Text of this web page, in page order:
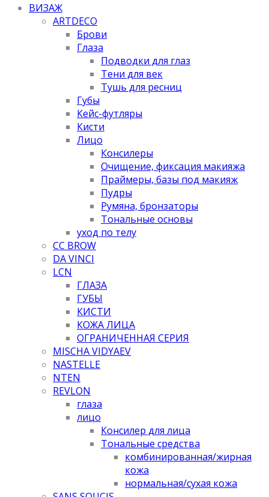
ВИЗАЖ
ARTDECO
Брови
Глаза
Подводки для глаз
Тени для век
Тушь для ресниц
Губы
Кейс-футляры
Кисти
Лицо
Консилеры
Очищение, фиксация макияжа
Праймеры, базы под макияж
Пудры
Румяна, бронзаторы
Тональные основы
уход по телу
CC BROW
DA VINCI
LCN
ГЛАЗА
ГУБЫ
КИСТИ
КОЖА ЛИЦА
ОГРАНИЧЕННАЯ СЕРИЯ
MISCHA VIDYAEV
NASTELLE
NTEN
REVLON
глаза
лицо
Консилер для лица
Тональные средства
комбинированная/жирная
кожа
нормальная/cухая кожа